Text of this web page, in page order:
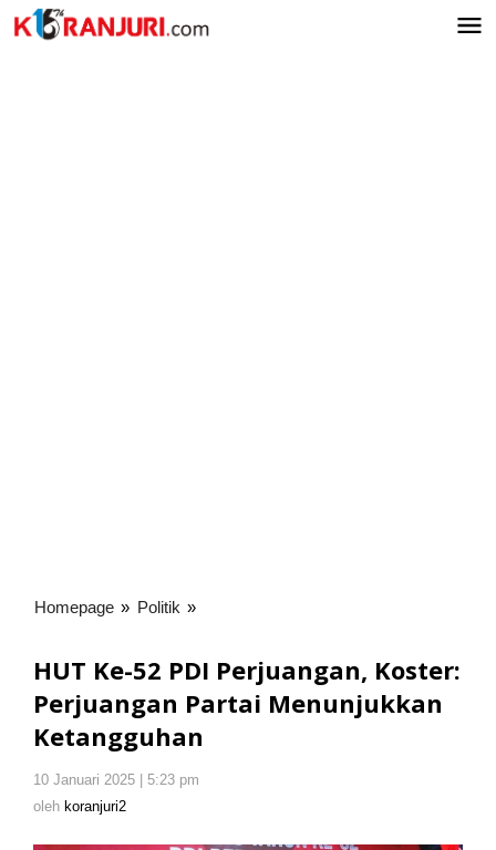
Lewati
ke
Homepage » Politik »
PDI
Perjuangan,
Koster:
HUT Ke-52 PDI Perjuangan, Koster:
Perjuangan Partai Menunjukkan
Ketangguhan
10 Januari 2025 | 5:23 pm
oleh koranjuri2